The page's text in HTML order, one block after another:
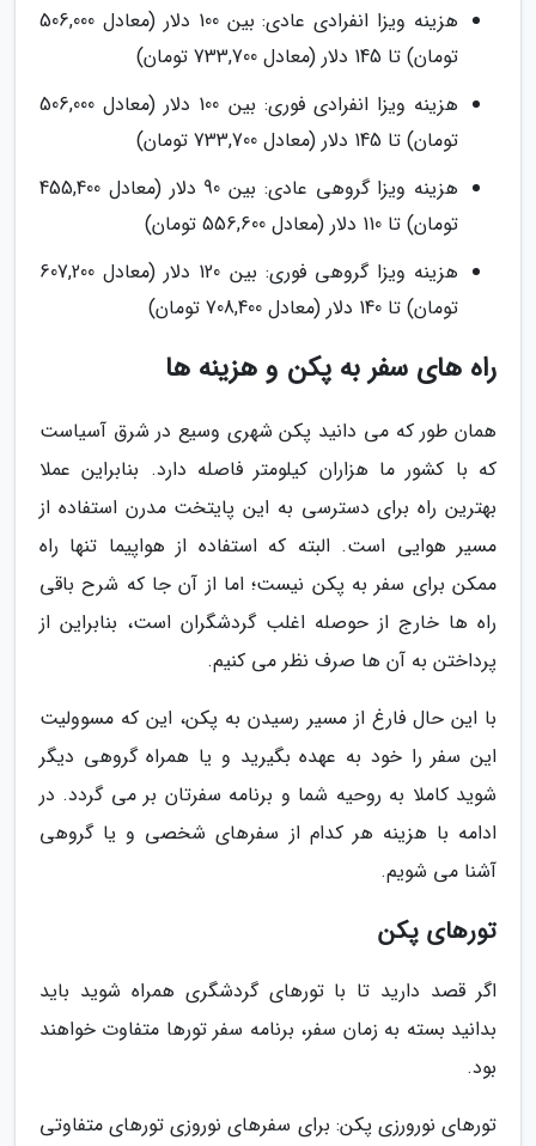
هزینه ویزا انفرادی عادی: بین 100 دلار (معادل 506,000
تومان) تا 145 دلار (معادل 733,700 تومان)
هزینه ویزا انفرادی فوری: بین 100 دلار (معادل 506,000
تومان) تا 145 دلار (معادل 733,700 تومان)
هزینه ویزا گروهی عادی: بین 90 دلار (معادل 455,400
تومان) تا 110 دلار (معادل 556,600 تومان)
هزینه ویزا گروهی فوری: بین 120 دلار (معادل 607,200
تومان) تا 140 دلار (معادل 708,400 تومان)
راه های سفر به پکن و هزینه ها
همان طور که می دانید پکن شهری وسیع در شرق آسیاست
که با کشور ما هزاران کیلومتر فاصله دارد. بنابراین عملا
بهترین راه برای دسترسی به این پایتخت مدرن استفاده از
مسیر هوایی است. البته که استفاده از هواپیما تنها راه
ممکن برای سفر به پکن نیست؛ اما از آن جا که شرح باقی
راه ها خارج از حوصله اغلب گردشگران است، بنابراین از
پرداختن به آن ها صرف نظر می کنیم.
با این حال فارغ از مسیر رسیدن به پکن، این که مسوولیت
این سفر را خود به عهده بگیرید و یا همراه گروهی دیگر
شوید کاملا به روحیه شما و برنامه سفرتان بر می گردد. در
ادامه با هزینه هر کدام از سفرهای شخصی و یا گروهی
آشنا می شویم.
تورهای پکن
اگر قصد دارید تا با تورهای گردشگری همراه شوید باید
بدانید بسته به زمان سفر، برنامه سفر تورها متفاوت خواهند
بود.
تورهای نورورزی پکن: برای سفرهای نوروزی تورهای متفاوتی